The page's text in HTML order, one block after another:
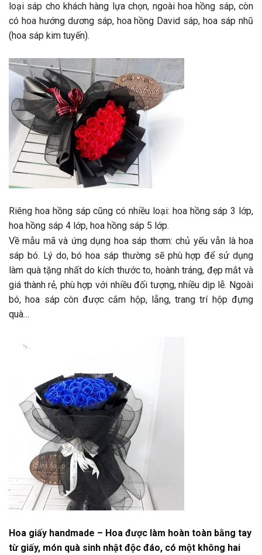
loại sáp cho khách hàng lựa chọn, ngoài hoa hồng sáp, còn
có hoa hướng dương sáp, hoa hồng David sáp, hoa sáp nhũ
(hoa sáp kim tuyến).
Riêng hoa hồng sáp cũng có nhiều loại: hoa hồng sáp 3 lớp,
hoa hồng sáp 4 lớp, hoa hồng sáp 5 lớp.
Về mẫu mã và ứng dụng hoa sáp thơm: chủ yếu vẫn là hoa
sáp bó. Lý do, bó hoa sáp thường sẽ phù hợp để sử dụng
làm quà tặng nhất do kích thước to, hoành tráng, đẹp mắt và
giá thành rẻ, phù hợp với nhiều đối tượng, nhiều dịp lễ. Ngoài
bó, hoa sáp còn được cắm hộp, lẵng, trang trí hộp đựng
quà…
Hoa giấy handmade – Hoa được làm hoàn toàn bằng tay
từ giấy, món quà sinh nhật độc đáo, có một không hai